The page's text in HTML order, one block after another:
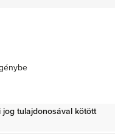
tulajdonosával kötött